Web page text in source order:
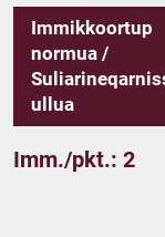
Immikkoortup
normua /
ullua
Imm./pkt.: 2